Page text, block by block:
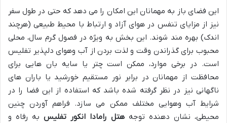
این فضای باز به مهمانان این امکان را می دهد که حتی در طول سفر
نیز از مزایای تنفس در هوای آزاد و ارتباط با محیط طبیعی (هرچند
اندک) بهره مند شوند. این بخش به ویژه در فصول گرم سال، محلی
محبوب برای گذراندن وقت و لذت بردن از آب وهوای دلپذیر تفلیس
است. در برخی موارد، ممکن است چتر یا سایه بان هایی برای
محافظت از مهمانان در برابر نور مستقیم خورشید یا باران های
ناگهانی نیز در نظر گرفته شده باشد که استفاده از این فضا را در
شرایط آب وهوایی مختلف ممکن می سازد. فراهم آوردن چنین
محیطی، نشان دهنده توجه هتل رامادا انکور تفلیس به رفاه و